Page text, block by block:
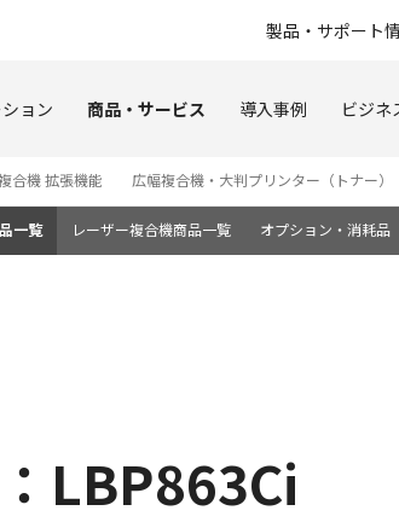
製品・サポート
ョン 商品・サービス 導入事例 ビジネ
合機 拡張機能 広幅複合機・大判プリンター（トナー）
一覧 レーザー複合機商品一覧 オプション・消耗品
LBP863Ci